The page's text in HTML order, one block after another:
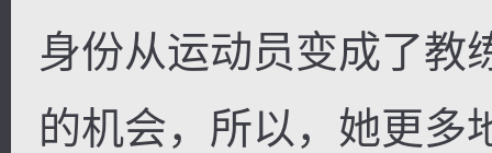
身份从运动员变成了教
的机会，所以，她更多